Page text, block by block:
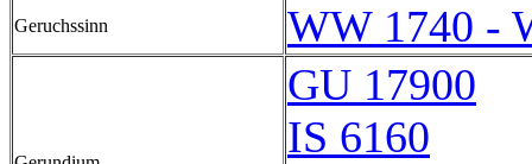
Geruchssinn WW 1740 -
GU 17900
IS 6160